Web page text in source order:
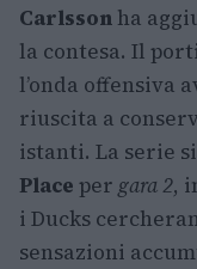
Carlsson ha
la contesa. Il
l’onda offensiva
riuscita a
istanti. La serie
Place per gara 2,
i Ducks
sensazioni